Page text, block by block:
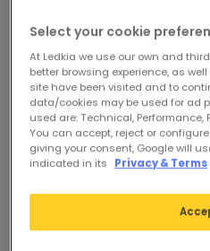
-25%
Select your cookie
At Ledkia we use our own and
better browsing experience, as
site have been visited and to
data/cookies may be used for ad
used are: Technical,
You can accept, reject or
giving your consent, Google will
indicated in its
Privacy & Terms